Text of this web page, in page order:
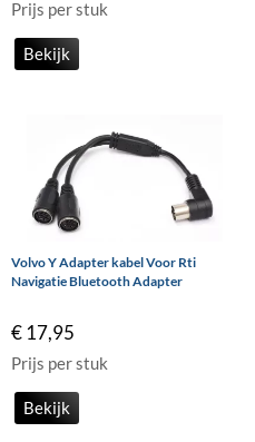
Prijs per stuk
Bekijk
Volvo Y Adapter kabel Voor Rti
Navigatie Bluetooth Adapter
€ 17,95
Prijs per stuk
Bekijk